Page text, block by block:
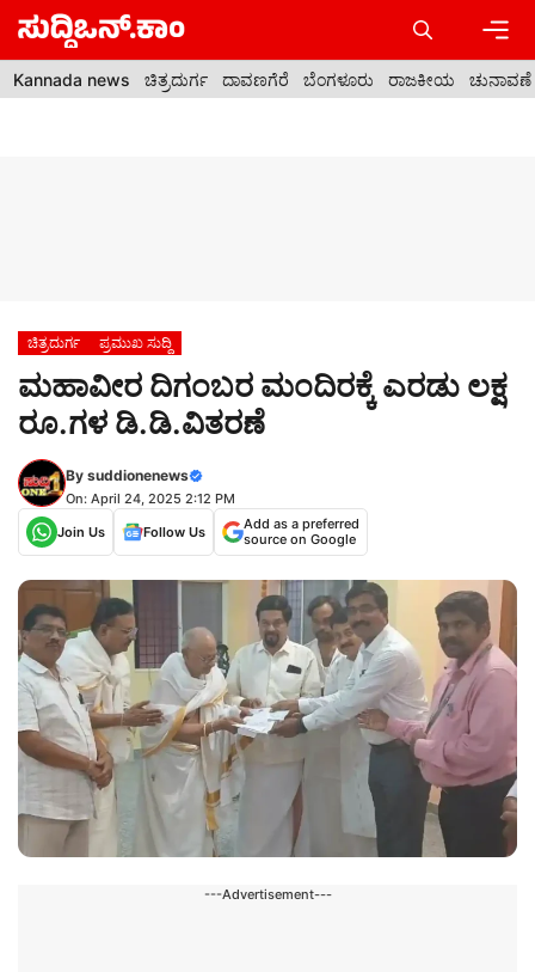
Skip
content
Kannada news ಚಿತ್ರದುರ್ಗ ದಾವಣಗೆರೆ ಬೆಂಗಳೂರು ರಾಜಕೀಯ ಚುನಾವಣೆ
ಚಿತ್ರದುರ್ಗ ಪ್ರಮುಖ ಸುದ್ದಿ
ಮಹಾವೀರ ದಿಗಂಬರ ಮಂದಿರಕ್ಕೆ ಎರಡು ಲಕ್ಷ
ರೂ.ಗಳ ಡಿ.ಡಿ.ವಿತರಣೆ
By suddionenews
On: April 24, 2025 2:12 PM
Join Us
Follow Us
Add as a preferred
source on Google
---Advertisement---